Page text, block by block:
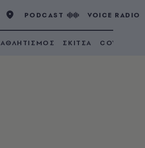
PODCAST VOICE RADIO
ΑΘΛΗΤΙΣΜΟΣ ΣΚΙΤΣΑ COVID 19